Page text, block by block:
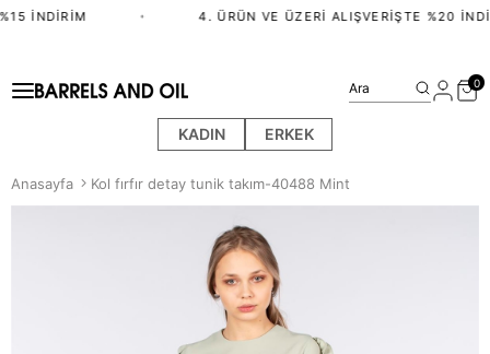
İNDIRIM • 4. ÜRÜN VE ÜZERI ALIŞVERIŞTE %20
KADIN ERKEK
Ara 0
Anasayfa Kol fırfır detay tunik takım-40488 Mint